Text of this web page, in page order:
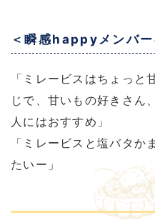
＜瞬感happyメンバー
「ミレービスはちょっと
じで、甘いもの好きさん
人にはおすすめ」
「ミレービスと塩バタか
たいー」